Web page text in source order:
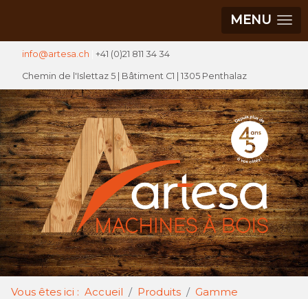
MENU
info@artesa.ch +41 (0)21 811 34 34
Chemin de l'Islettaz 5 | Bâtiment C1 | 1305 Penthalaz
Vous êtes ici : Accueil Produits
Gamme